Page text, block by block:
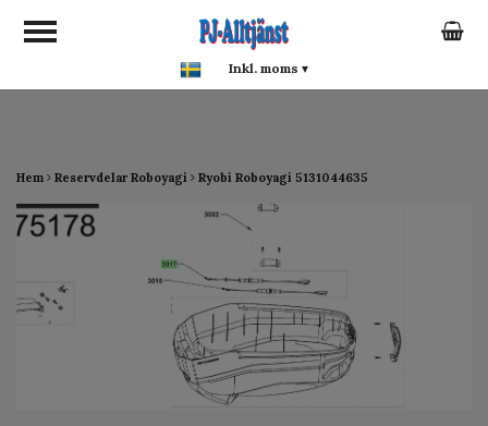
google-site-verification:
google0142a1f5f0015a93.html
Hem Reservdelar Roboyagi Ryobi Roboyagi 5131044635
Inkl. moms ▾